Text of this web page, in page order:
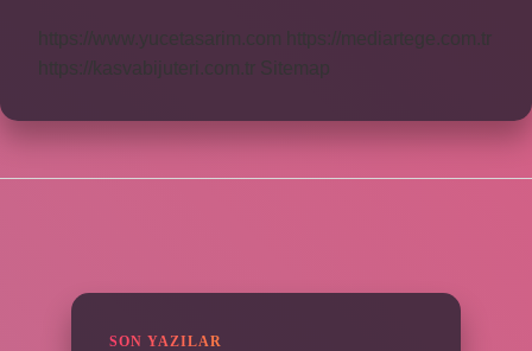
https://www.yucetasarim.com
https://mediartege.com.tr
https://kasvabijuteri.com.tr Sitemap
SON YAZILAR